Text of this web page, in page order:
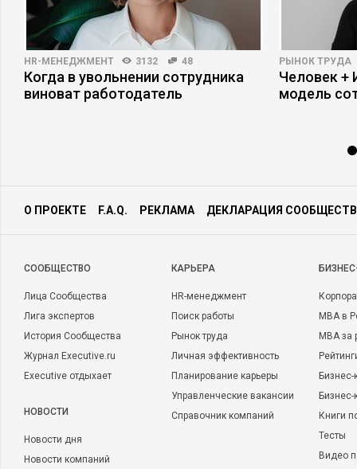
HR-МЕНЕДЖМЕНТ 3132 48
Когда в увольнении сотрудника
виноват работодатель
РЫНОК ТРУДА
Человек +
модель
О ПРОЕКТЕ F.A.Q. РЕКЛАМА ДЕКЛАРАЦИЯ
CООБЩЕСТВО
Лица Сообщества
Лига экспертов
История Сообщества
Журнал Executive.ru
Executive отдыхает
НОВОСТИ
Новости дня
Новости компаний
КАРЬЕРА
HR-менеджмент
Поиск работы
Рынок труда
Личная эффективность
Планирование карьеры
Управленческие вакансии
Справочник компаний
MBA в
MBA
Бизнес-
Книги
Тесты
Видео